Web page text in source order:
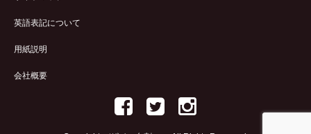
英語表記について
用紙説明
会社概要